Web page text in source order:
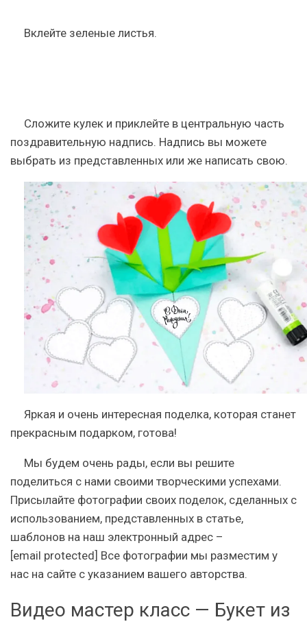
Вклейте зеленые листья.
Сложите кулек и приклейте в центральную часть
поздравительную надпись. Надпись вы можете
выбрать из представленных или же написать свою.
Яркая и очень интересная поделка, которая станет
прекрасным подарком, готова!
Мы будем очень рады, если вы решите
поделиться с нами своими творческими успехами.
Присылайте фотографии своих поделок, сделанных с
использованием, представленных в статье,
шаблонов на наш электронный адрес –
[email protected] Все фотографии мы разместим у
нас на сайте с указанием вашего авторства.
Видео мастер класс — Букет из